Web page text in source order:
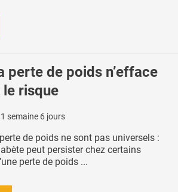
perte de poids n’efface
risque
1 semaine 6 jours
de poids ne sont pas universels :
peut persister chez certains
perte de poids ...